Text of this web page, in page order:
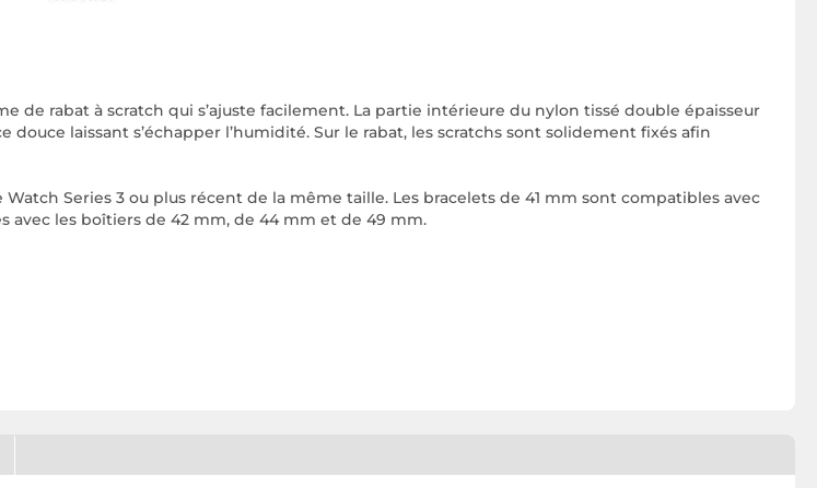
de rabat à scratch qui s’ajuste facilement. La partie intérieure du nylon tissé double épaisseur
laissant s’échapper l’humidité. Sur le rabat, les scratchs sont solidement fixés afin
Series 3 ou plus récent de la même taille. Les bracelets de 41 mm sont compatibles avec
avec les boîtiers de 42 mm, de 44 mm et de 49 mm.